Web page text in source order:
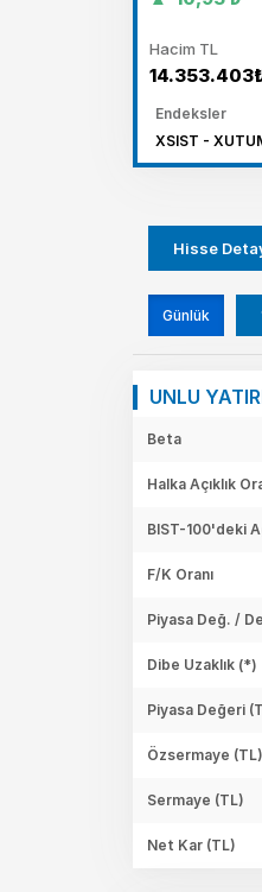
Hacim TL
Endeksler
XSIST -
Hisse
Günlük
UNLU
Beta
Halka Açıklık
BIST-100'deki
F/K Oranı
Piyasa Değ. /
Dibe Uzaklık (*)
Piyasa Değeri
Özsermaye
Sermaye (TL)
Net Kar (TL)